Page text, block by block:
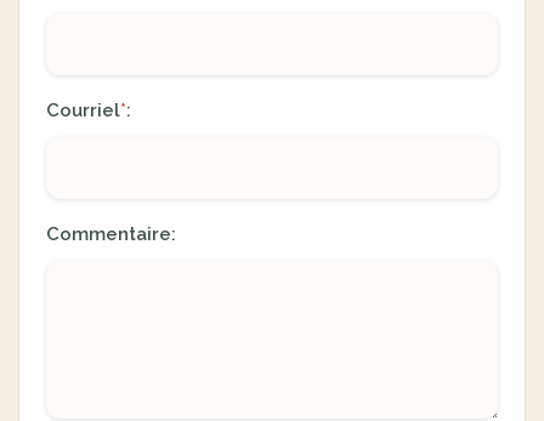
Courriel*:
Commentaire: